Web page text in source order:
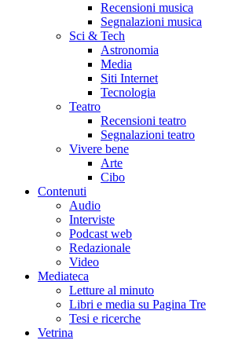
Recensioni musica
Segnalazioni musica
Sci & Tech
Astronomia
Media
Siti Internet
Tecnologia
Teatro
Recensioni teatro
Segnalazioni teatro
Vivere bene
Arte
Cibo
Contenuti
Audio
Interviste
Podcast web
Redazionale
Video
Mediateca
Letture al minuto
Libri e media su Pagina Tre
Tesi e ricerche
Vetrina